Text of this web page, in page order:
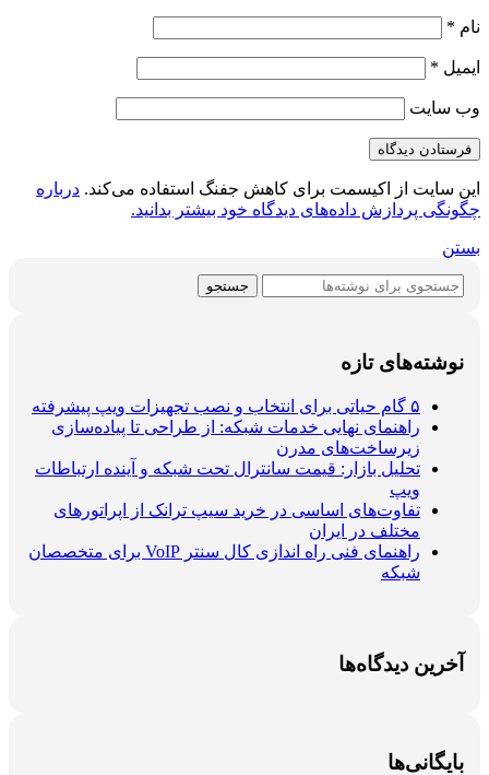
نام *
ایمیل *
وب‌ سایت
این سایت از اکیسمت برای کاهش جفنگ استفاده می‌کند. درباره
چگونگی پردازش داده‌های دیدگاه خود بیشتر بدانید.
بستن
جستجو
نوشته‌های تازه
۵ گام حیاتی برای انتخاب و نصب تجهیزات ویپ پیشرفته
راهنمای نهایی خدمات شبکه: از طراحی تا پیاده‌سازی
زیرساخت‌های مدرن
تحلیل بازار: قیمت سانترال تحت شبکه و آینده ارتباطات
ویپ
تفاوت‌های اساسی در خرید سیپ ترانک از اپراتورهای
مختلف در ایران
راهنمای فنی راه اندازی کال سنتر VoIP برای متخصصان
شبکه
آخرین دیدگاه‌ها
بایگانی‌ها